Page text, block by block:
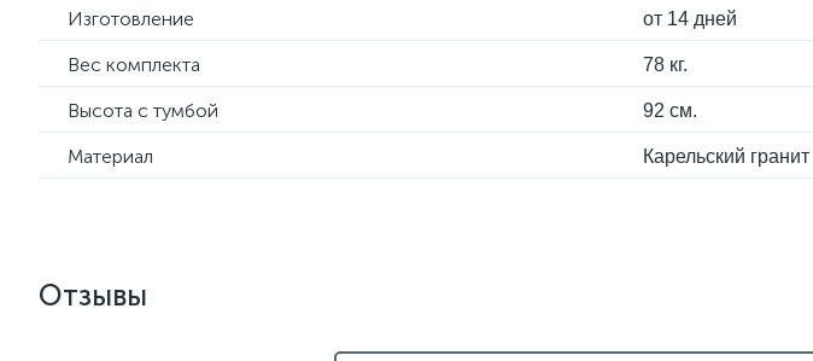
Изготовление от 14 дней
Вес комплекта 78 кг.
Высота с тумбой 92 см.
Материал Карельский гранит
Отзывы